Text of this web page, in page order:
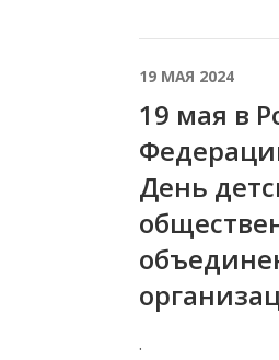
19 МАЯ 2024
19 мая в
День
.